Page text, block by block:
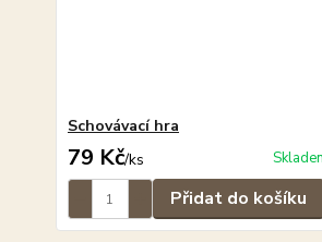
Schovávací hra
79 Kč/ks
Přidat do košíku